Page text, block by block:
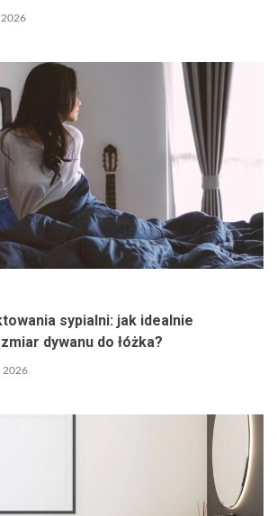
2026
sypialni: jak idealnie
dywanu do łóżka?
2026